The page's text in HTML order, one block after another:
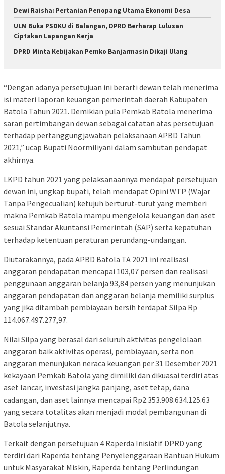
Dewi Raisha: Pertanian Penopang Utama Ekonomi Desa
ULM Buka PSDKU di Balangan, DPRD Berharap Lulusan
Ciptakan Lapangan Kerja
DPRD Minta Kebijakan Pemko Banjarmasin Dikaji Ulang
“Dengan adanya persetujuan ini berarti dewan telah menerima
isi materi laporan keuangan pemerintah daerah Kabupaten
Batola Tahun 2021. Demikian pula Pemkab Batola menerima
saran pertimbangan dewan sebagai catatan atas persetujuan
terhadap pertanggungjawaban pelaksanaan APBD Tahun
2021,” ucap Bupati Noormiliyani dalam sambutan pendapat
akhirnya.
LKPD tahun 2021 yang pelaksanaannya mendapat persetujuan
dewan ini, ungkap bupati, telah mendapat Opini WTP (Wajar
Tanpa Pengecualian) ketujuh berturut-turut yang memberi
makna Pemkab Batola mampu mengelola keuangan dan aset
sesuai Standar Akuntansi Pemerintah (SAP) serta kepatuhan
terhadap ketentuan peraturan perundang-undangan.
Diutarakannya, pada APBD Batola TA 2021 ini realisasi
anggaran pendapatan mencapai 103,07 persen dan realisasi
penggunaan anggaran belanja 93,84 persen yang menunjukan
anggaran pendapatan dan anggaran belanja memiliki surplus
yang jika ditambah pembiayaan bersih terdapat Silpa Rp
114.067.497.277,97.
Nilai Silpa yang berasal dari seluruh aktivitas pengelolaan
anggaran baik aktivitas operasi, pembiayaan, serta non
anggaran menunjukan neraca keuangan per 31 Desember 2021
kekayaan Pemkab Batola yang dimiliki dan dikuasai terdiri atas
aset lancar, investasi jangka panjang, aset tetap, dana
cadangan, dan aset lainnya mencapai Rp2.353.908.634.125.63
yang secara totalitas akan menjadi modal pembangunan di
Batola selanjutnya.
Terkait dengan persetujuan 4 Raperda Inisiatif DPRD yang
terdiri dari Raperda tentang Penyelenggaraan Bantuan Hukum
untuk Masyarakat Miskin, Raperda tentang Perlindungan